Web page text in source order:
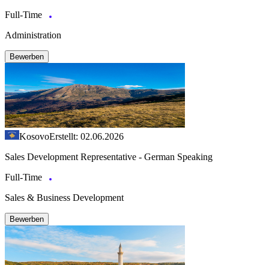
Full-Time
Administration
Bewerben
KosovoErstellt: 02.06.2026
Sales Development Representative - German Speaking
Full-Time
Sales & Business Development
Bewerben